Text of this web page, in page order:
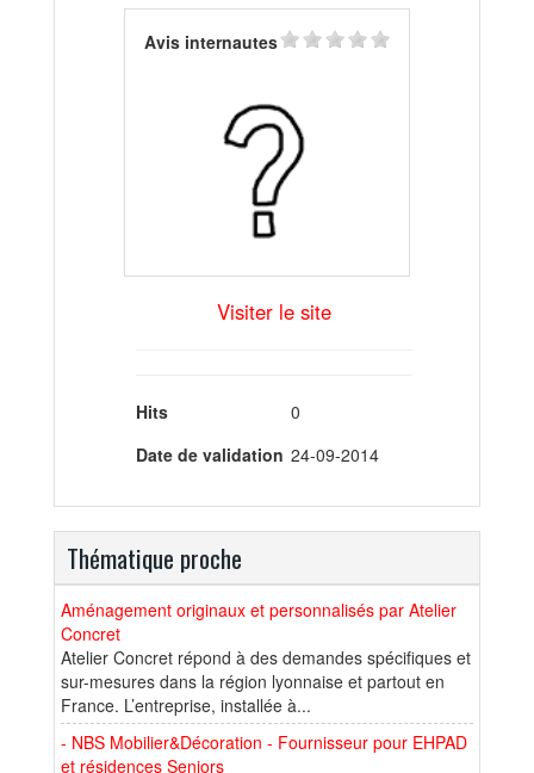
Avis internautes
Visiter le site
Hits
0
Date de validation 24-09-2014
Thématique proche
Aménagement originaux et personnalisés par Atelier
Concret
Atelier Concret répond à des demandes spécifiques et
sur-mesures dans la région lyonnaise et partout en
France. L’entreprise, installée à...
- NBS Mobilier&Décoration - Fournisseur pour EHPAD
et résidences Seniors